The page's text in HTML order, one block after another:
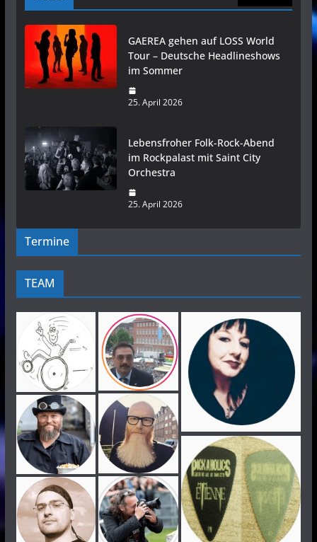
GAEREA gehen auf LOSS World
Tour – Deutsche Headlineshows
im Sommer
25. April 2026
Lebensfroher Folk-Rock-Abend
im Rockpalast mit Saint City
Orchestra
25. April 2026
Termine
TEAM